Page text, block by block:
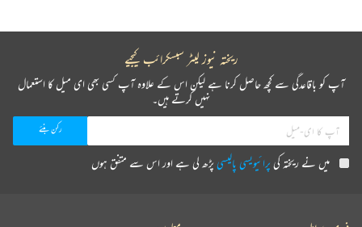
ریختہ نیوز لیٹر سبسکرائب کیجیے
آپ کو باقاعدگی سے کچھ حاصل کرنا ہے لیکن اس کے علاوہ آپ کسی بھی ای میل کا استعمال
نہیں کرتے ہیں۔
میں نے ریختہ کیپرائیویسی پالیسیپڑھ لی ہے اور اس سے متفق ہوں